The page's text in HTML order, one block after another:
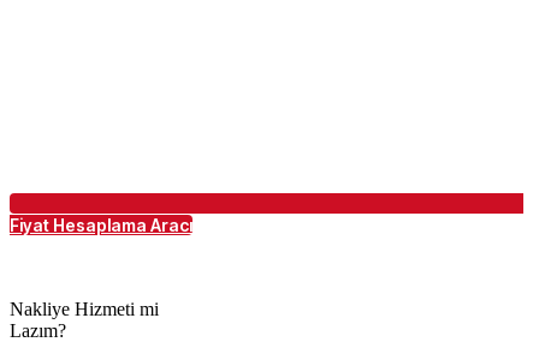
Fiyat Hesaplama Aracı
Nakliye Hizmeti mi
Lazım?